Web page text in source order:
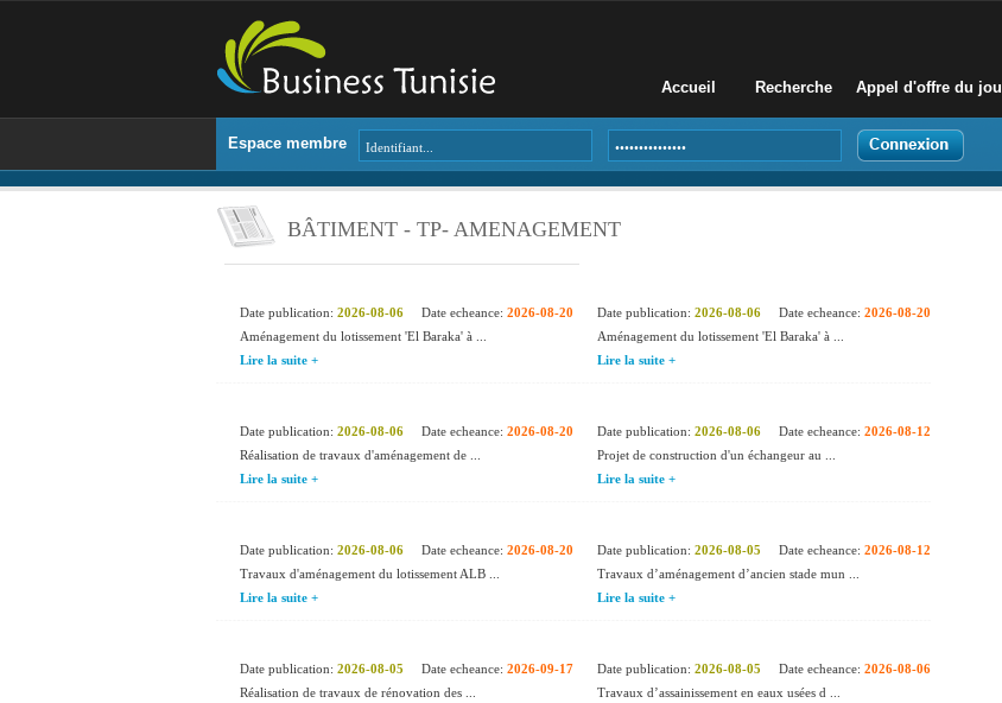
Accueil Recherche Appel d'offre du
Espace membre
BÂTIMENT - TP- AMENAGEMENT
Date publication: 2026-08-06 Date echeance: 2026-08-20
Aménagement du lotissement 'El Baraka' à ...
Lire la suite +
Date publication: 2026-08-06 Date echeance: 2026-08-20
Aménagement du lotissement 'El Baraka' à ...
Lire la suite +
Date publication: 2026-08-06 Date echeance: 2026-08-20
Réalisation de travaux d'aménagement de ...
Lire la suite +
Date publication: 2026-08-06 Date echeance: 2026-08-12
Projet de construction d'un échangeur au ...
Lire la suite +
Date publication: 2026-08-06 Date echeance: 2026-08-20
Travaux d'aménagement du lotissement ALB ...
Lire la suite +
Date publication: 2026-08-05 Date echeance: 2026-08-12
Travaux d’aménagement d’ancien stade mun ...
Lire la suite +
Date publication: 2026-08-05 Date echeance: 2026-09-17
Réalisation de travaux de rénovation des ...
Date publication: 2026-08-05 Date echeance: 2026-08-06
Travaux d’assainissement en eaux usées d ...